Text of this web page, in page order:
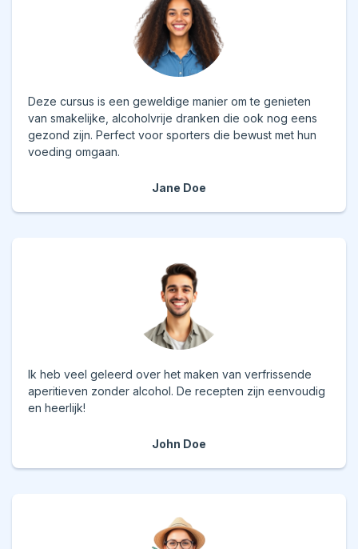
Deze cursus is een geweldige manier om te genieten
van smakelijke, alcoholvrije dranken die ook nog eens
gezond zijn. Perfect voor sporters die bewust met hun
voeding omgaan.
Jane Doe
Ik heb veel geleerd over het maken van verfrissende
aperitieven zonder alcohol. De recepten zijn eenvoudig
en heerlijk!
John Doe